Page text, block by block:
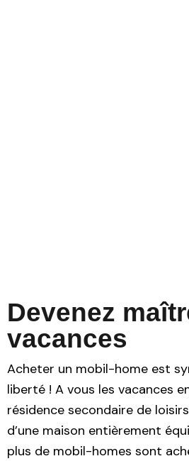
Devenez
vacances
Acheter un mobil-home est
liberté ! A vous les vacances
résidence secondaire de
d’une maison entièrement
plus de mobil-homes sont